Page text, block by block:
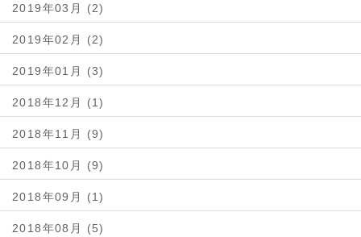
2019年03月 (2)
2019年02月 (2)
2019年01月 (3)
2018年12月 (1)
2018年11月 (9)
2018年10月 (9)
2018年09月 (1)
2018年08月 (5)